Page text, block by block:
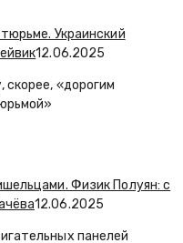
Украинский
12.06.2025
«дорогим
Физик Полуян: с
12.06.2025
панелей